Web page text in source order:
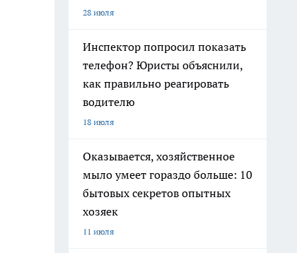
28 июля
Инспектор попросил показать
телефон? Юристы объяснили,
как правильно реагировать
водителю
18 июля
Оказывается, хозяйственное
мыло умеет гораздо больше: 10
бытовых секретов опытных
хозяек
11 июля